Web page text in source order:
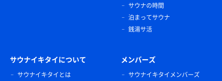
サウナの時間
泊まってサウナ
銭湯サ活
サウナイキタイについて
サウナイキタイとは
メンバーズ
サウナイキタイメンバーズ